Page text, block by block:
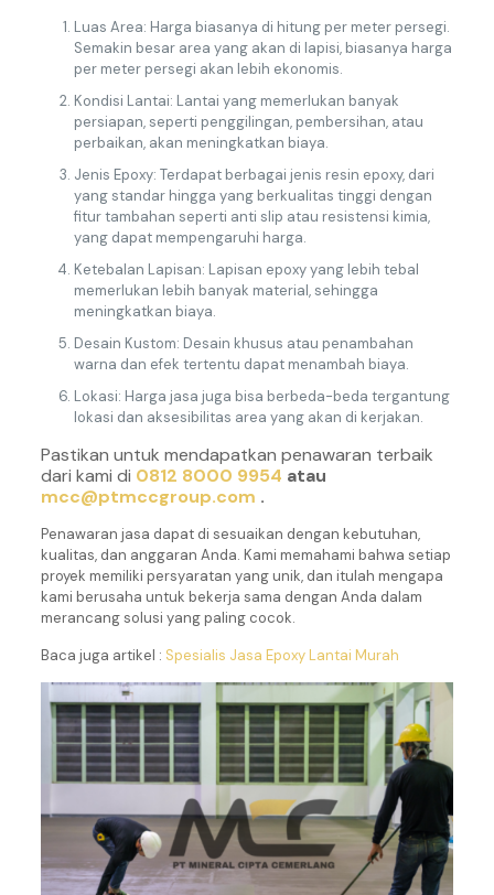
Luas Area: Harga biasanya di hitung per meter persegi.
Semakin besar area yang akan di lapisi, biasanya harga
per meter persegi akan lebih ekonomis.
Kondisi Lantai: Lantai yang memerlukan banyak
persiapan, seperti penggilingan, pembersihan, atau
perbaikan, akan meningkatkan biaya.
Jenis Epoxy: Terdapat berbagai jenis resin epoxy, dari
yang standar hingga yang berkualitas tinggi dengan
fitur tambahan seperti anti slip atau resistensi kimia,
yang dapat mempengaruhi harga.
Ketebalan Lapisan: Lapisan epoxy yang lebih tebal
memerlukan lebih banyak material, sehingga
meningkatkan biaya.
Desain Kustom: Desain khusus atau penambahan
warna dan efek tertentu dapat menambah biaya.
Lokasi: Harga jasa juga bisa berbeda-beda tergantung
lokasi dan aksesibilitas area yang akan di kerjakan.
Pastikan untuk mendapatkan penawaran terbaik
dari kami di 0812 8000 9954 atau
mcc@ptmccgroup.com .
Penawaran jasa dapat di sesuaikan dengan kebutuhan,
kualitas, dan anggaran Anda. Kami memahami bahwa setiap
proyek memiliki persyaratan yang unik, dan itulah mengapa
kami berusaha untuk bekerja sama dengan Anda dalam
merancang solusi yang paling cocok.
Baca juga artikel : Spesialis Jasa Epoxy Lantai Murah